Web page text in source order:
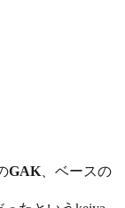
GAK 、ベースの